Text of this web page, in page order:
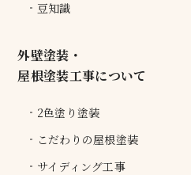
豆知識
外壁塗装・
屋根塗装工事について
2色塗り塗装
こだわりの屋根塗装
サイディング工事